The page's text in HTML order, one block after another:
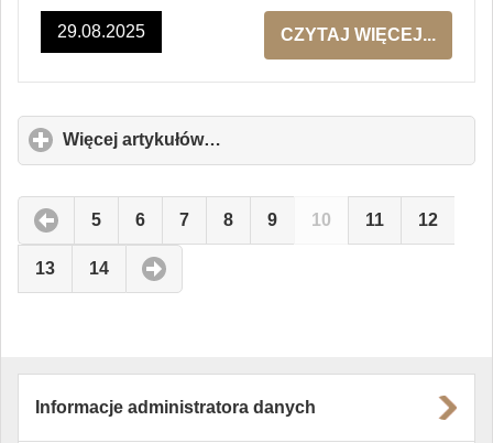
29.08.2025 CZYTAJ WIĘCEJ...
Więcej artykułów…
to
5 6 7 8 9 10 11 12
13 14
Informacje administratora danych